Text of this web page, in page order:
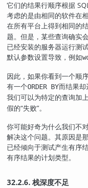
它们的结果行顺序根据
考虑的是由相同的软件在
在所有平台上得到相同的
题。但是，某些查询确实
已经安装的服务器运行测
默认参数设置导致，例如
因此，如果你看到一个顺
有一个ORDER BY而结果
我们可以为特定的查询加
假的“失败”。
你可能好奇为什么我们不
解决这个问题。其原因是
已经倾向于测试产生有序
有序结果的计划类型。
32.2.6. 栈深度不足